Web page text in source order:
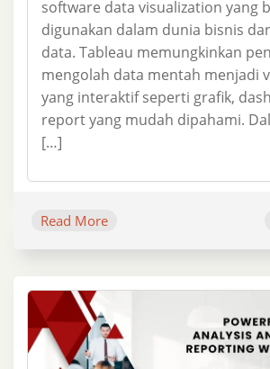
software data visualization yang
digunakan dalam dunia bisnis
data. Tableau memungkinkan
mengolah data mentah menjadi
yang interaktif seperti grafik,
report yang mudah dipahami.
[…]
Read More